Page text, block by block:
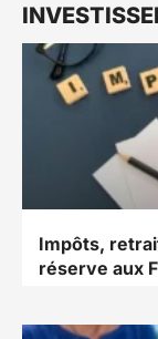
Impôts,
réserve aux